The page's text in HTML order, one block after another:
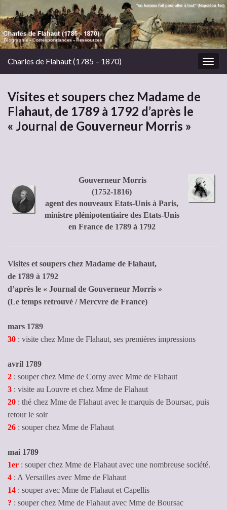
Charles de Flahaut (1785 – 1870)
Visites et soupers chez Madame de
Flahaut, de 1789 à 1792 d’après le
« Journal de Gouverneur Morris »
Gouverneur Morris
(1752-1816)
agent des nouveaux Etats-Unis à Paris,
ministre plénipotentiaire des Etats-Unis
en France de 1789 à 1792
Visites et soupers chez Madame de Flahaut,
de 1789 à 1792
d’après le « Journal de Gouverneur Morris »
(Le temps retrouvé / Mercvre de France)
mars 1789
30 : visite chez Mme de Flahaut, ses premières impressions
avril 1789
2 : souper chez Mme de Corny avec Mme de Flahaut
3 : visite au Louvre et chez Mme de Flahaut
20 : thé chez Mme de Flahaut avec le marquis de Boursac, puis
retour le soir
26 : souper chez Mme de Flahaut
mai 1789
1er : souper chez Mme de Flahaut avec une nombreuse société.
4 : A Versailles avec Mme de Flahaut
14 : souper avec Mme de Flahaut et Capellis
? : souper chez Mme de Flahaut avec Mme de Boursac